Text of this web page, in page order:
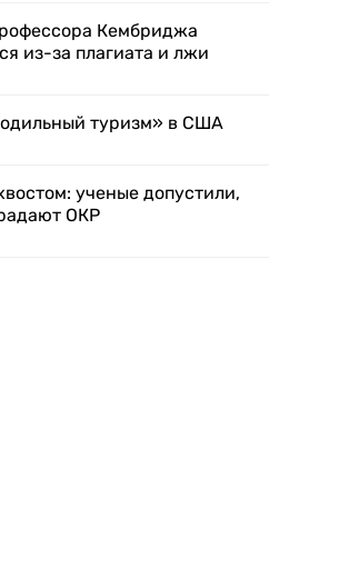
Кембриджа
из-за плагиата и лжи
туризм» в США
ученые допустили,
ОКР